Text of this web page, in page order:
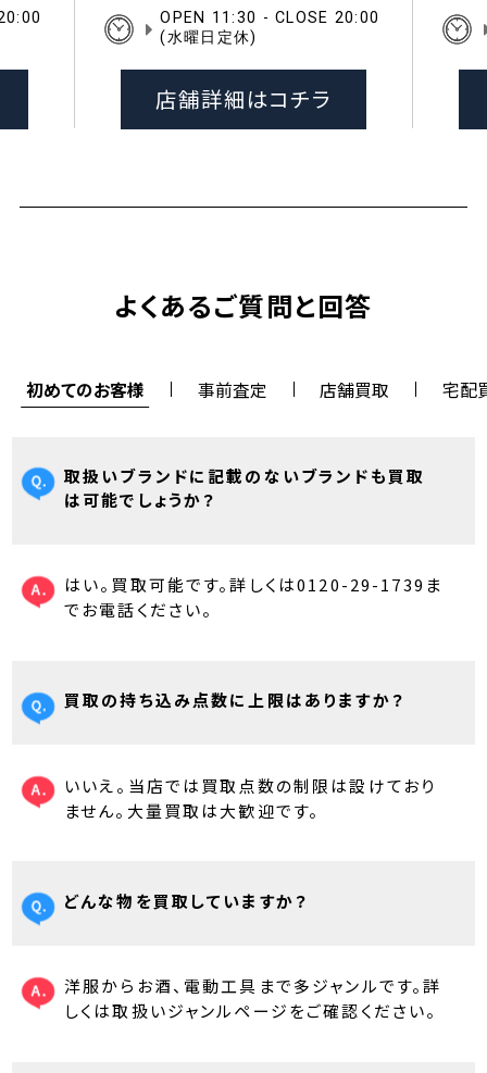
OPEN 11:30 - CLOSE 20:00
(水曜日定休)
店舗詳細はコチラ
よくあるご質問と回答
初めてのお客様 事前査定 店舗買取 宅配
取扱いブランドに記載のないブランドも買取
は可能でしょうか？
はい。買取可能です。詳しくは0120-29-1739ま
でお電話ください。
買取の持ち込み点数に上限はありますか？
いいえ。当店では買取点数の制限は設けており
ません。大量買取は大歓迎です。
どんな物を買取していますか？
洋服からお酒、電動工具まで多ジャンルです。詳
しくは取扱いジャンルページをご確認ください。